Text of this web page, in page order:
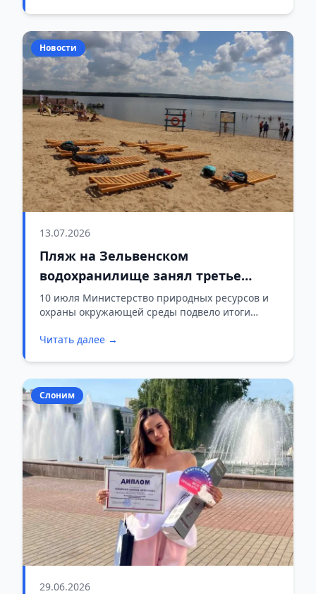
Слонимщины.
Новости
13.07.2026
Пляж на Зельвенском
водохранилище занял третье
место в республиканском конкурсе
10 июля Министерство природных ресурсов и
охраны окружающей среды подвело итоги
благоустройство поверхностного водного
номинации.
Читать далее →
Слоним
29.06.2026